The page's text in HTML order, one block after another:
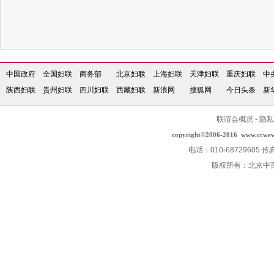
中国政府 全国妇联 商务部 北京妇联 上海妇联 天津妇联 重庆妇联
中
陕西妇联
贵州妇联 四川妇联 西藏妇联 新浪网 搜狐网 今日头条 新
联谊会概况 - 隐
copyright©2006-2016
电话：010-68729605 传
版权所有：北京